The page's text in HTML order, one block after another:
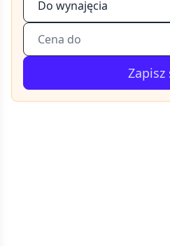
Do wynajęcia
Cena do
Zapisz